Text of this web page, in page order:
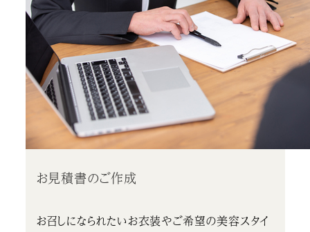
お見積書のご作成
お召しになられたいお衣装やご希望の美容スタイ